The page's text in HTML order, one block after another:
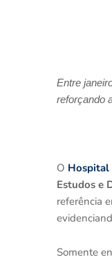
Entre
reforçando
O Hospital
Estudos e
referência
Somente